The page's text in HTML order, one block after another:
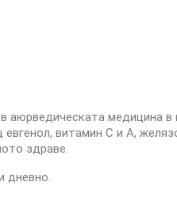
аюрведическата медицина
витамин С и А,
здраве.
дневно.